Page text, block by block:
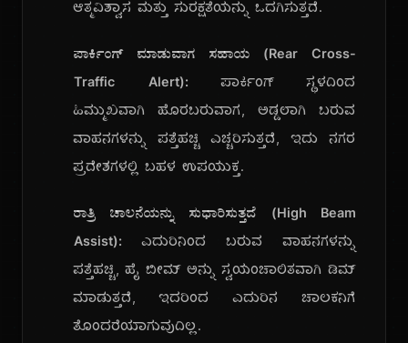
ಆತ್ಮವಿಶ್ವಾಸ ಮತ್ತು ಸುರಕ್ಷತೆಯನ್ನು ಒದಗಿಸುತ್ತದೆ.
ಪಾರ್ಕಿಂಗ್ ಮಾಡುವಾಗ ಸಹಾಯ (Rear Cross-
Traffic Alert): ಪಾರ್ಕಿಂಗ್ ಸ್ಥಳದಿಂದ
ಹಿಮ್ಮುಖವಾಗಿ ಹೊರಬರುವಾಗ, ಅಡ್ಡಲಾಗಿ ಬರುವ
ವಾಹನಗಳನ್ನು ಪತ್ತೆಹಚ್ಚಿ ಎಚ್ಚರಿಸುತ್ತದೆ, ಇದು ನಗರ
ಪ್ರದೇಶಗಳಲ್ಲಿ ಬಹಳ ಉಪಯುಕ್ತ.
ರಾತ್ರಿ ಚಾಲನೆಯನ್ನು ಸುಧಾರಿಸುತ್ತದೆ (High Beam
Assist): ಎದುರಿನಿಂದ ಬರುವ ವಾಹನಗಳನ್ನು
ಪತ್ತೆಹಚ್ಚಿ, ಹೈ ಬೀಮ್ ಅನ್ನು ಸ್ವಯಂಚಾಲಿತವಾಗಿ ಡಿಮ್
ಮಾಡುತ್ತದೆ, ಇದರಿಂದ ಎದುರಿನ ಚಾಲಕನಿಗೆ
ತೊಂದರೆಯಾಗುವುದಿಲ್ಲ.